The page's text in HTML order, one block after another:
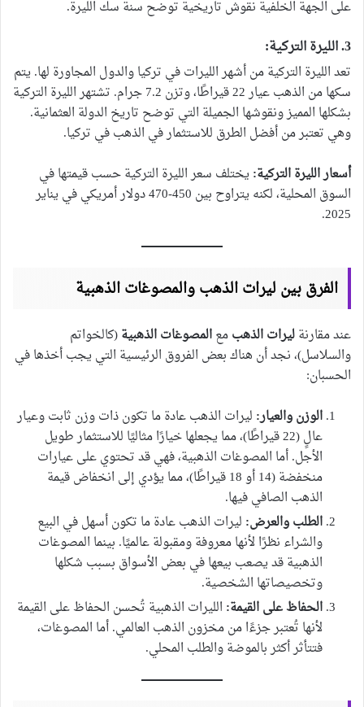
على الجهة الخلفية نقوش تاريخية توضح سنة سك الليرة.
3. الليرة التركية:
تعد الليرة التركية من أشهر الليرات في تركيا والدول المجاورة لها. يتم
سكها من الذهب عيار 22 قيراطًا، وتزن 7.2 جرام. تشتهر الليرة التركية
بشكلها المميز ونقوشها الجميلة التي توضح تاريخ الدولة العثمانية.
وهي تعتبر من أفضل الطرق للاستثمار في الذهب في تركيا.
أسعار الليرة التركية:يختلف سعر الليرة التركية حسب قيمتها في
السوق المحلية، لكنه يتراوح بين 450-470 دولار أمريكي في يناير
2025.
الفرق بين ليرات الذهب والمصوغات الذهبية
عند مقارنةليرات الذهبمعالمصوغات الذهبية(كالخواتم
والسلاسل)، نجد أن هناك بعض الفروق الرئيسية التي يجب أخذها في
الحسبان:
الوزن والعيار: ليرات الذهب عادة ما تكون ذات وزن ثابت وعيار
عالٍ (22 قيراطًا)، مما يجعلها خيارًا مثاليًا للاستثمار طويل
الأجل. أما المصوغات الذهبية، فهي قد تحتوي على عيارات
منخفضة (14 أو 18 قيراطًا)، مما يؤدي إلى انخفاض قيمة
الذهب الصافي فيها.
الطلب والعرض: ليرات الذهب عادة ما تكون أسهل في البيع
والشراء نظرًا لأنها معروفة ومقبولة عالميًا. بينما المصوغات
الذهبية قد يصعب بيعها في بعض الأسواق بسبب شكلها
وتخصيصاتها الشخصية.
الحفاظ على القيمة: الليرات الذهبية تُحسن الحفاظ على القيمة
لأنها تُعتبر جزءًا من مخزون الذهب العالمي. أما المصوغات،
فتتأثر أكثر بالموضة والطلب المحلي.